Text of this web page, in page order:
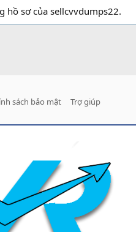
hồ sơ của sellcvvdumps22.
sách bảo mật
Trợ giúp